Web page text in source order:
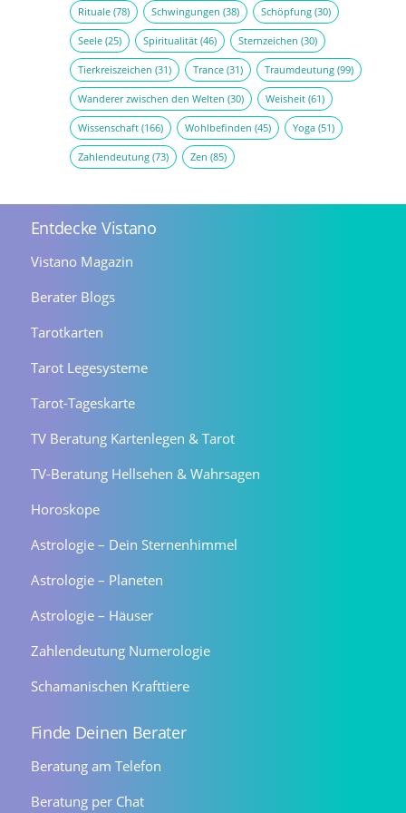
Rituale(78) Schwingungen (38) Schöpfung(30)
Seele(25) Spiritualität(46) Sternzeichen (30)
Tierkreiszeichen (31) Trance(31) Traumdeutung(99)
Wanderer zwischen den Welten (30) Weisheit(61)
Wissenschaft(166) Wohlbefinden (45) Yoga(51)
Zahlendeutung(73) Zen (85)
Entdecke Vistano
Vistano Magazin
Berater Blogs
Tarotkarten
Tarot Legesysteme
Tarot-Tageskarte
TV Beratung Kartenlegen & Tarot
TV-Beratung Hellsehen & Wahrsagen
Horoskope
Astrologie – Dein Sternenhimmel
Astrologie – Planeten
Astrologie – Häuser
Zahlendeutung Numerologie
Schamanischen Krafttiere
Finde Deinen Berater
Beratung am Telefon
Beratung per Chat